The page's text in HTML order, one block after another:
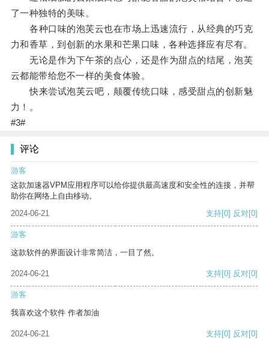
了一种独特的美味。
各种口味的泡芙云也在市场上迅速流行，从经典的巧克
力和香草，到创新的水果和芒果口味，各种选择应有尽有。
无论是作为下午茶的点心，还是作为甜点的结尾，泡芙
云都能带给您不一样的美食体验。
快来尝试泡芙云吧，颠覆传统口味，感受甜点的创新魅
力！。
#3#
评论
游客
这款加速器VPM应用程序可以给你提供最高速度和安全性的连接，并帮
助你在网络上自由移动。
2024-06-21
支持[0] 反对[0]
游客
这款软件的界面设计非常简洁，一目了然。
2024-06-21 支持[0] 反对[0]
游客
我喜欢这个软件 作者加油
2024-06-21 支持[0] 反对[0]